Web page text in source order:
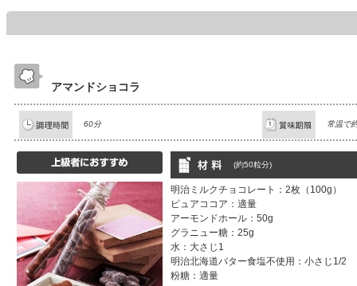
アマンドショコラ
60分 常温で
(約50粒分)
明治ミルクチョコレート：2枚（100g）
ピュアココア：適量
アーモンドホール：50g
グラニュー糖：25g
水：大さじ1
明治北海道バター食塩不使用：小さじ1/2
粉糖：適量